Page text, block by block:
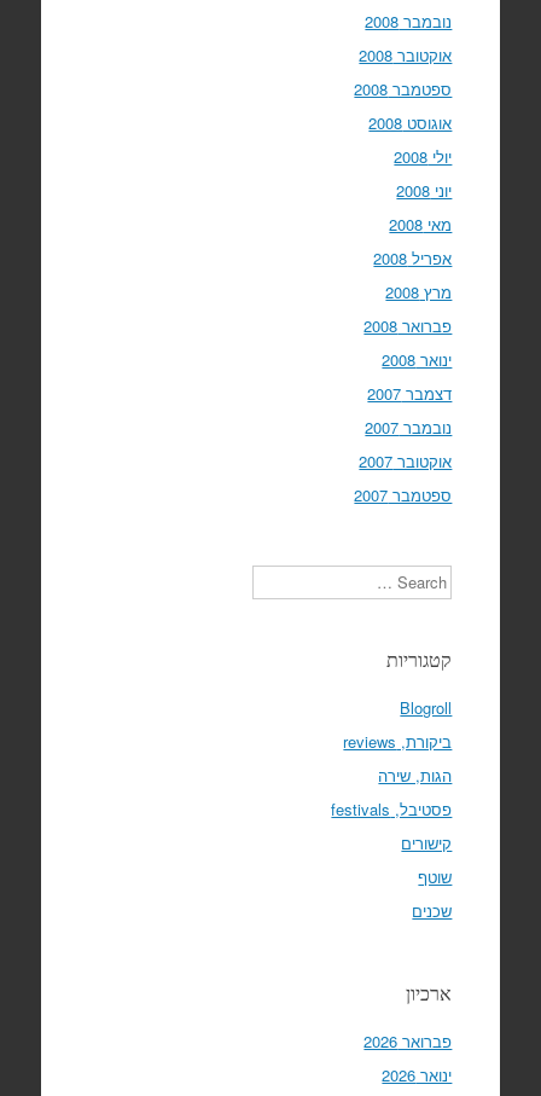
נובמבר 2008
אוקטובר 2008
ספטמבר 2008
אוגוסט 2008
יולי 2008
יוני 2008
מאי 2008
אפריל 2008
מרץ 2008
פברואר 2008
ינואר 2008
דצמבר 2007
נובמבר 2007
אוקטובר 2007
ספטמבר 2007
Search
קטגוריות
Blogroll
ביקורת, reviews
הגות, שירה
פסטיבל, festivals
קישורים
שוטף
שכנים
ארכיון
פברואר 2026
ינואר 2026